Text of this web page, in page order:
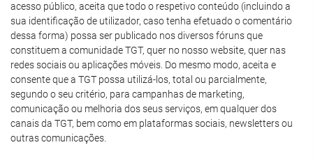
acesso público, aceita que todo o respetivo conteúdo (incluindo a
sua identificação de utilizador, caso tenha efetuado o comentário
dessa forma) possa ser publicado nos diversos fóruns que
constituem a comunidade TGT, quer no nosso website, quer nas
redes sociais ou aplicações móveis. Do mesmo modo, aceita e
consente que a TGT possa utilizá-los, total ou parcialmente,
segundo o seu critério, para campanhas de marketing,
comunicação ou melhoria dos seus serviços, em qualquer dos
canais da TGT, bem como em plataformas sociais, newsletters ou
outras comunicações.